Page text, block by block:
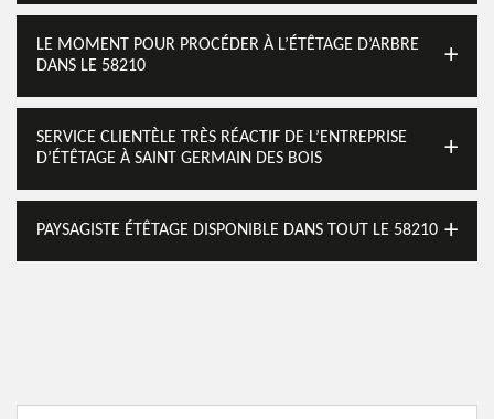
LE MOMENT POUR PROCÉDER À L’ÉTÊTAGE D’ARBRE
DANS LE 58210
SERVICE CLIENTÈLE TRÈS RÉACTIF DE L’ENTREPRISE
D’ÉTÊTAGE À SAINT GERMAIN DES BOIS
PAYSAGISTE ÉTÊTAGE DISPONIBLE DANS TOUT LE 58210